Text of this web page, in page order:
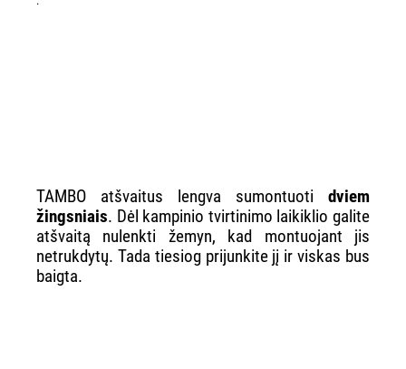
TAMBO atšvaitus lengva sumontuoti dviem
žingsniais. Dėl kampinio tvirtinimo laikiklio galite
atšvaitą nulenkti žemyn, kad montuojant jis
netrukdytų. Tada tiesiog prijunkite jį ir viskas bus
baigta.